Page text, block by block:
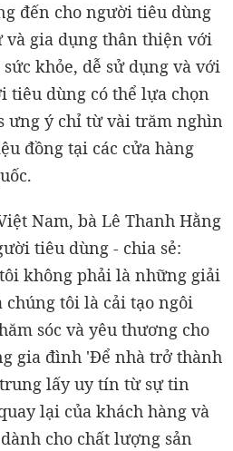
đến cho người tiêu dùng
và gia dụng thân thiện với
khỏe, dễ sử dụng và với
tiêu dùng có thể lựa chọn
ưng ý chỉ từ vài trăm nghìn
đồng tại các cửa hàng
Nam, bà Lê Thanh Hằng
tiêu dùng - chia sẻ:
không phải là những giải
chúng tôi là cải tạo ngôi
sóc và yêu thương cho
gia đình 'Để nhà trở thành
lấy uy tín từ sự tin
lại của khách hàng và
cho chất lượng sản